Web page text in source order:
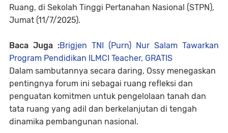
Ruang, di Sekolah Tinggi Pertanahan Nasional (STPN),
Jumat (11/7/2025).
Baca Juga :Brigjen TNI (Purn) Nur Salam Tawarkan
Program Pendidikan ILMCI Teacher, GRATIS
Dalam sambutannya secara daring, Ossy menegaskan
pentingnya forum ini sebagai ruang refleksi dan
penguatan komitmen untuk pengelolaan tanah dan
tata ruang yang adil dan berkelanjutan di tengah
dinamika pembangunan nasional.